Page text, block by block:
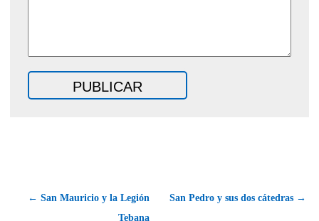
← San Mauricio y la Legión
Tebana
San Pedro y sus dos cátedras →